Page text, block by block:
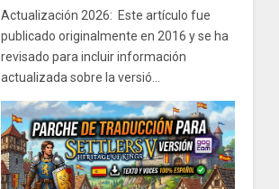
Actualización 2026: Este artículo fue
publicado originalmente en 2016 y se ha
revisado para incluir información
actualizada sobre la versió...